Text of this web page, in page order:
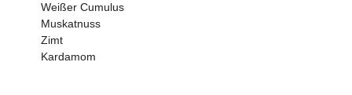
Weißer Cumulus
Muskatnuss
Zimt
Kardamom